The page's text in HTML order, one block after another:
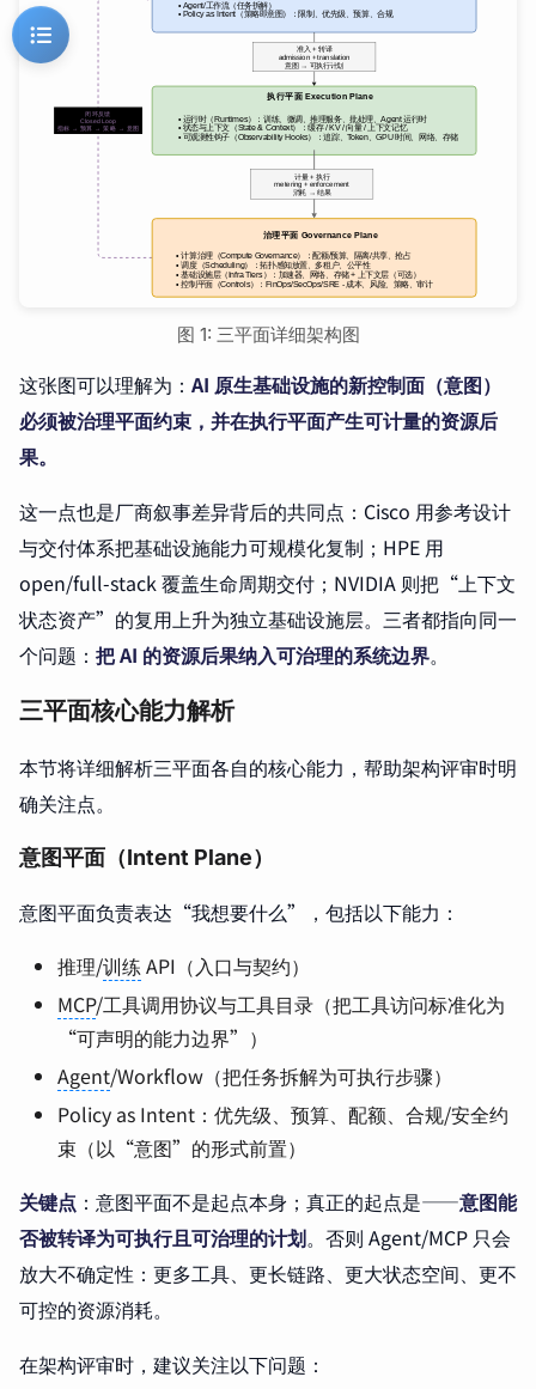
图 1: 三平面详细架构图
这张图可以理解为： AI 原生基础设施的新控制面（意图）
必须被治理平面约束，并在执行平面产生可计量的资源后
果。
这一点也是厂商叙事差异背后的共同点：Cisco 用参考设计
与交付体系把基础设施能力可规模化复制；HPE 用
open/full-stack 覆盖生命周期交付；NVIDIA 则把“上下文
状态资产”的复用上升为独立基础设施层。三者都指向同一
个问题： 把 AI 的资源后果纳入可治理的系统边界。
三平面核心能力解析
本节将详细解析三平面各自的核心能力，帮助架构评审时明
确关注点。
意图平面（Intent Plane）
意图平面负责表达“我想要什么”，包括以下能力：
推理/训练 API（入口与契约）
MCP/工具调用协议与工具目录（把工具访问标准化为
“可声明的能力边界”）
Agent/Workflow（把任务拆解为可执行步骤）
Policy as Intent：优先级、预算、配额、合规/安全约
束（以“意图”的形式前置）
关键点 ：意图平面不是起点本身；真正的起点是——意图能
否被转译为可执行且可治理的计划。否则 Agent/MCP 只会
放大不确定性：更多工具、更长链路、更大状态空间、更不
可控的资源消耗。
在架构评审时，建议关注以下问题：